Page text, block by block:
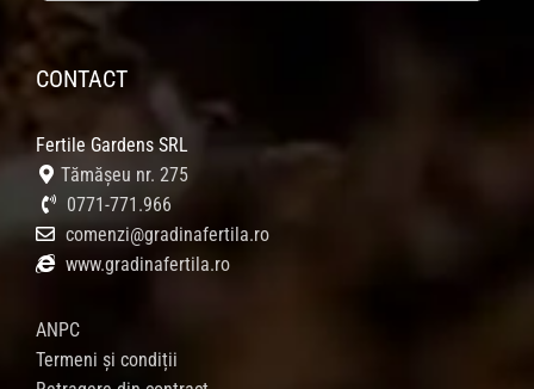
CONTACT
Fertile Gardens SRL
Tămășeu nr. 275
0771-771.966
comenzi@gradinafertila.ro
www.gradinafertila.ro
ANPC
Termeni și condiții